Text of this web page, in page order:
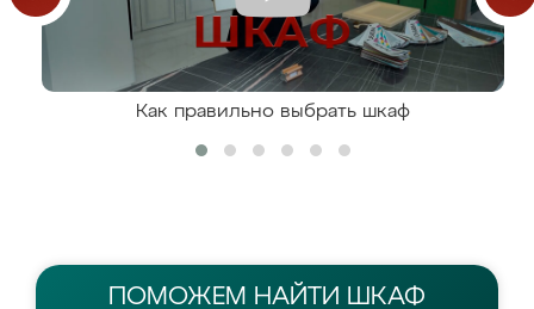
Как правильно выбрать шкаф
ПОМОЖЕМ НАЙТИ ШКАФ